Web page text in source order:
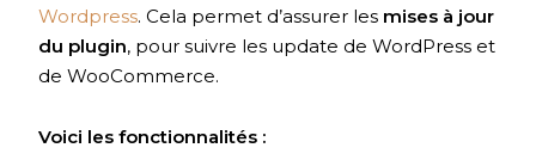
Wordpress. Cela permet d’assurer les mises à jour
du plugin, pour suivre les update de WordPress et
de WooCommerce.
Voici les fonctionnalités :